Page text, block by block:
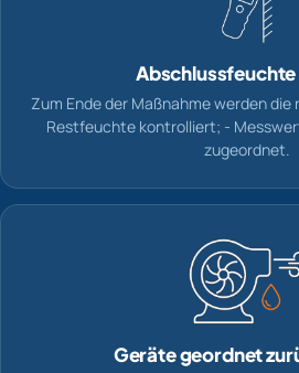
Zum Ende der Maßnahme werden
Restfeuchte kontrolliert; -
zugeordnet.
Geräte geordnet